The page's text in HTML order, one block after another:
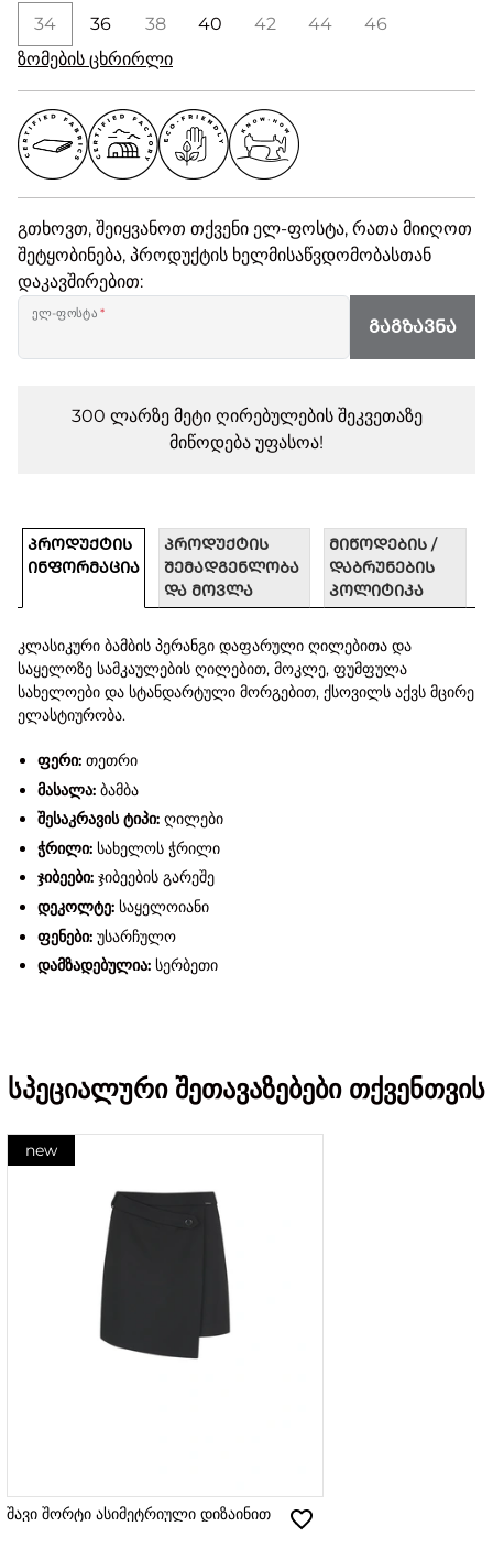
34 36 38 40 42 44
46
ზომების ცხრირლი
გთხოვთ, შეიყვანოთ თქვენი ელ-ფოსტა, რათა მიიღოთ
შეტყობინება, პროდუქტის ხელმისაწვდომობასთან
დაკავშირებით:
ელ-ფოსტა*
ᲒᲐᲒᲖᲐᲕᲜᲐ
300 ლარზე მეტი ღირებულების შეკვეთაზე
მიწოდება უფასოა!
ᲞᲠᲝᲓᲣᲥᲢᲘᲡ
ᲘᲜᲤᲝᲠᲛᲐᲪᲘᲐ
ᲞᲠᲝᲓᲣᲥᲢᲘᲡ
ᲨᲔᲛᲐᲓᲒᲔᲜᲚᲝᲑᲐ
ᲓᲐ ᲛᲝᲕᲚᲐ
ᲛᲘᲬᲝᲓᲔᲑᲘᲡ /
ᲓᲐᲑᲠᲣᲜᲔᲑᲘᲡ
ᲞᲝᲚᲘᲢᲘᲙᲐ
კლასიკური ბამბის პერანგი დაფარული ღილებითა და
საყელოზე სამკაულების ღილებით, მოკლე, ფუმფულა
სახელოები და სტანდარტული მორგებით, ქსოვილს აქვს მცირე
ელასტიურობა.
ფერი:თეთრი
მასალა:ბამბა
შესაკრავის ტიპი:ღილები
ჭრილი:სახელოს ჭრილი
ჯიბეები:ჯიბეების გარეშე
დეკოლტე:საყელოიანი
ფენები:უსარჩულო
დამზადებულია:სერბეთი
სპეციალური შეთავაზებები თქვენთვის
new
შავი შორტი ასიმეტრიული დიზაინით